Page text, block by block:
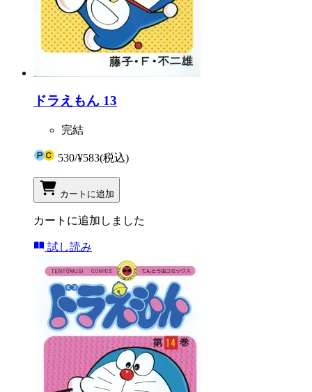
ドラえもん 13
完結
530/¥583(税込)
カートに追加
カートに追加しました
試し読み